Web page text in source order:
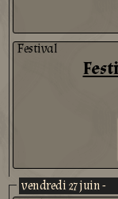
Festival
vendredi 27 juin -